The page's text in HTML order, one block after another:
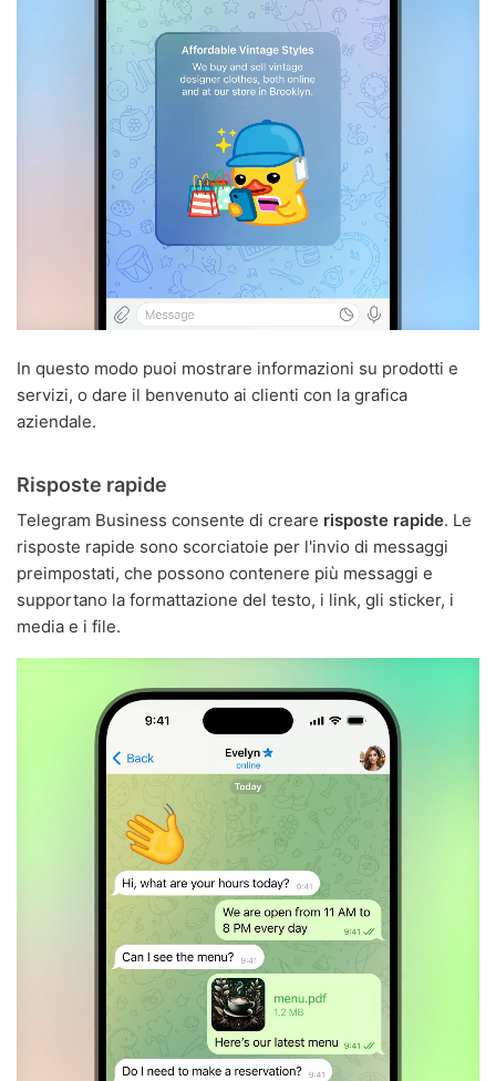
In questo modo puoi mostrare informazioni su prodotti e
servizi, o dare il benvenuto ai clienti con la grafica
aziendale.
Risposte rapide
Telegram Business consente di creare risposte rapide. Le
risposte rapide sono scorciatoie per l'invio di messaggi
preimpostati, che possono contenere più messaggi e
supportano la formattazione del testo, i link, gli sticker, i
media e i file.